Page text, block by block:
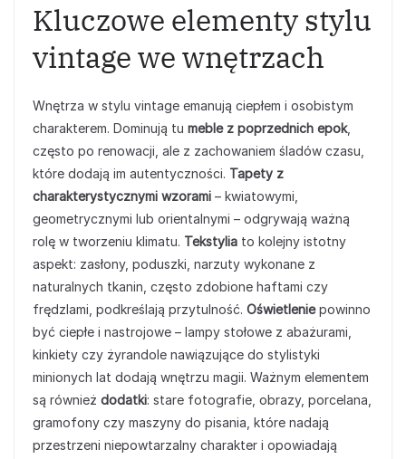
Kluczowe elementy stylu
vintage we wnętrzach
Wnętrza w stylu vintage emanują ciepłem i osobistym
charakterem. Dominują tu meble z poprzednich epok,
często po renowacji, ale z zachowaniem śladów czasu,
które dodają im autentyczności. Tapety z
charakterystycznymi wzorami – kwiatowymi,
geometrycznymi lub orientalnymi – odgrywają ważną
rolę w tworzeniu klimatu. Tekstylia to kolejny istotny
aspekt: zasłony, poduszki, narzuty wykonane z
naturalnych tkanin, często zdobione haftami czy
frędzlami, podkreślają przytulność. Oświetleniepowinno
być ciepłe i nastrojowe – lampy stołowe z abażurami,
kinkiety czy żyrandole nawiązujące do stylistyki
minionych lat dodają wnętrzu magii. Ważnym elementem
są również dodatki: stare fotografie, obrazy, porcelana,
gramofony czy maszyny do pisania, które nadają
przestrzeni niepowtarzalny charakter i opowiadają